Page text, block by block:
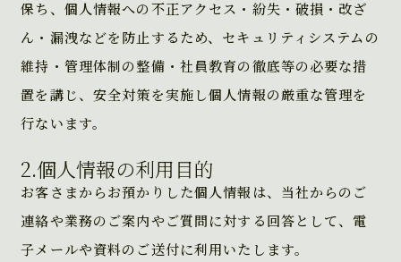
保ち、個人情報への不正アクセス・紛失・破損・改ざ
ん・漏洩などを防止するため、セキュリティシステムの
維持・管理体制の整備・社員教育の徹底等の必要な措
置を講じ、安全対策を実施し個人情報の厳重な管理を
行ないます。
2.個人情報の利用目的
お客さまからお預かりした個人情報は、当社からのご
連絡や業務のご案内やご質問に対する回答として、電
子メールや資料のご送付に利用いたします。